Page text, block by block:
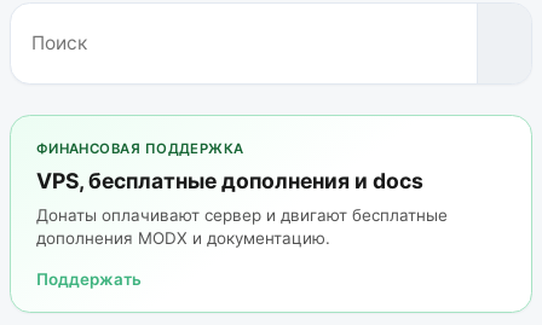
ФИНАНСОВАЯ ПОДДЕРЖКА
VPS, бесплатные дополнения и docs
Донаты оплачивают сервер и двигают бесплатные
дополнения MODX и документацию.
Поддержать